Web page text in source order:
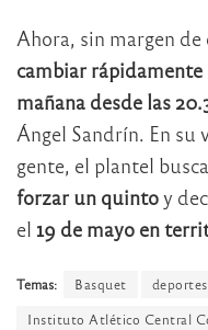
Ahora, sin margen de
cambiar rápidamente
mañana desde las
Ángel Sandrín. En su
gente, el plantel
forzar un quintoy
el 19 de mayo en
Temas: Basquet deportes
Instituto Atlético Central